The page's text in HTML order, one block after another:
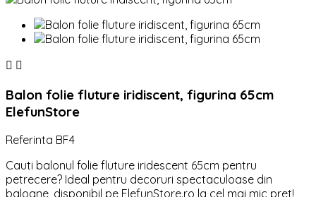
 
Balon folie fluture iridiscent, figurina 65cm
ElefunStore
Referinta BF4
Cauti balonul folie fluture iridescent 65cm pentru
petrecere? Ideal pentru decoruri spectaculoase din
baloane, disponibil pe ElefunStore.ro la cel mai mic pret!